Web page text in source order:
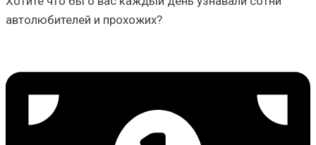
автолюбителей и прохожих?